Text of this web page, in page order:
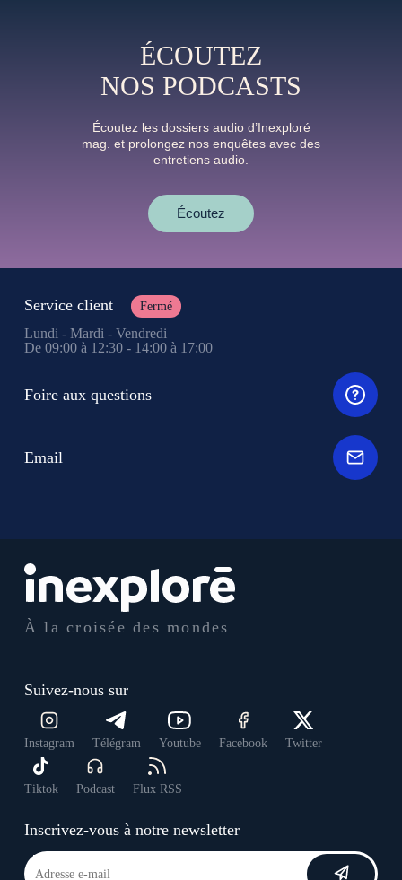
ÉCOUTEZ
NOS PODCASTS
Écoutez les dossiers audio d’Inexploré
mag. et prolongez nos enquêtes avec des
entretiens audio.
Écoutez
À la croisée des mondes
Suivez-nous sur
Instagram Télégram Youtube Facebook Twitter
Tiktok Podcast Flux RSS
Inscrivez-vous à notre newsletter
Service client Fermé
Lundi - Mardi - Vendredi
De 09:00 à 12:30 - 14:00 à 17:00
Foire aux questions
Email